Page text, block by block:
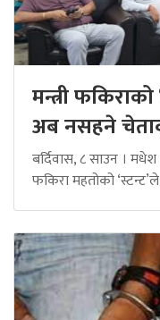
मन्त्री
अब नसहने
बर्दिवास, ८ साउन ।
फकिरा महतोको